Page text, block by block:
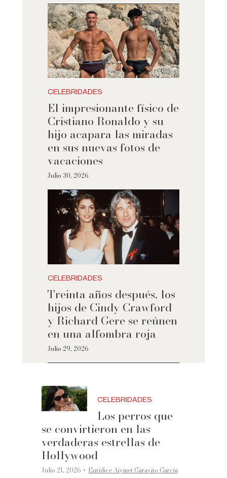
CELEBRIDADES
El impresionante físico de
Cristiano Ronaldo y su
hijo acapara las miradas
en sus nuevas fotos de
vacaciones
Julio 30, 2026
CELEBRIDADES
Treinta años después, los
hijos de Cindy Crawford
y Richard Gere se reúnen
en una alfombra roja
Julio 29, 2026
CELEBRIDADES
Los perros que
se convirtieron en las
verdaderas estrellas de
Hollywood
Julio 21, 2026 ·Eurídice Aiymet Garavito García